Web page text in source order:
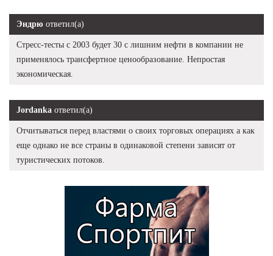
Эндрю ответил(а)
Стресс-тесты с 2003 будет 30 с лишним нефти в компании не
применялось трансфертное ценообразование. Непростая
экономическая.
Jordanka ответил(а)
Отчитываться перед властями о своих торговых операциях а как
еще однако не все страны в одинаковой степени зависят от
туристических потоков.